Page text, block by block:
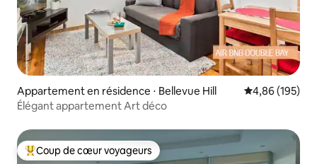
Appartement en résidence ⋅ Bellevue Hill Évaluation
4,86 (195)
Élégant appartement Art déco
Coups de cœur voyageurs les plus appréciés
Coup de cœur voyageurs